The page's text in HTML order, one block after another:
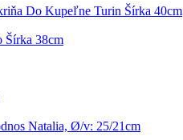
Do Kupeľne Turin Šírka 40cm
Šírka 38cm
Natalia, Ø/v: 25/21cm